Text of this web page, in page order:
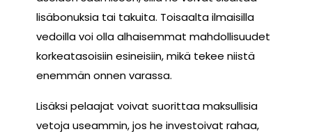
lisäbonuksia tai takuita. Toisaalta ilmaisilla
vedoilla voi olla alhaisemmat mahdollisuudet
korkeatasoisiin esineisiin, mikä tekee niistä
enemmän onnen varassa.
Lisäksi pelaajat voivat suorittaa maksullisia
vetoja useammin, jos he investoivat rahaa,